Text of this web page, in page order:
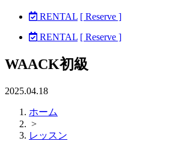
RENTAL [ Reserve ]
RENTAL [ Reserve ]
WAACK初級
2025.04.18
ホーム
>
レッスン